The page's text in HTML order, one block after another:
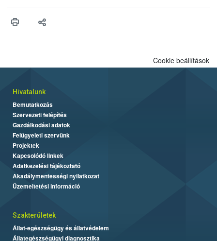
műszaki és hatósági feltételek.
Cookie beállítások
Hivatalunk
Bemutatkozás
Szervezeti felépítés
Gazdálkodási adatok
Felügyeleti szervünk
Projektek
Kapcsolódó linkek
Adatkezelési tájékoztató
Akadálymentességi nyilatkozat
Üzemeltetési információ
Szakterületek
Állat-egészségügy és állatvédelem
Állategészségügyi diagnosztika